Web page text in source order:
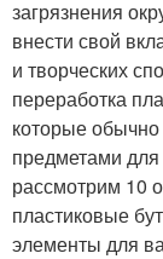
загрязнения
внести свой
и творческих
переработка
которые
предметами
рассмотрим 10
пластиковые
элементы для